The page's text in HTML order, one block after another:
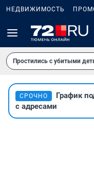
НЕДВИЖИМОСТЬ
Простились с убитыми
СРОЧНО
График
с адресами